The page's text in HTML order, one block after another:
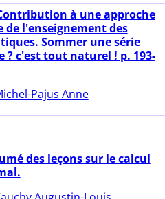
à une approche
de l'enseignement des
Sommer une série
? c'est tout naturel ! p. 193-
Pajus Anne
des leçons sur le calcul